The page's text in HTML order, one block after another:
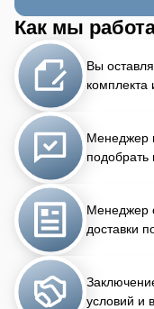
Как мы
Вы
комплекта
Менеджер
Менеджер
доставки
условий и